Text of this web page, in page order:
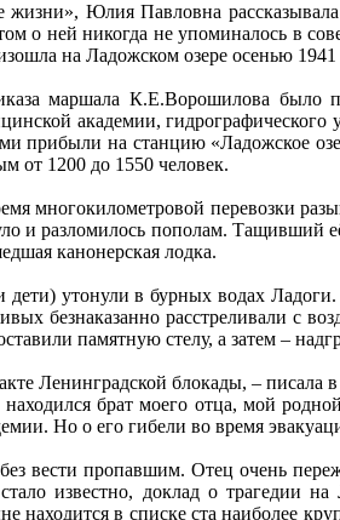
Юлия Павловна
о ней никогда не упоминалось в
на Ладожском озере осенью 1941
маршала К.Е.Ворошилова было
академии,
прибыли на станцию «Ладожское
от 1200 до 1550 человек.
многокилометровой перевозки
и разломилось пополам. Тащивший
канонерская лодка.
утонули в бурных водах
безнаказанно расстреливали с
памятную стелу, а затем –
Ленинградской блокады, –
брат моего отца, мой
Но о его гибели во время
вести пропавшим. Отец очень
известно, доклад о трагедии
находится в списке ста наиболее